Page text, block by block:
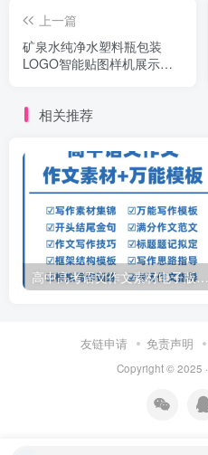
上一篇
矿泉水纯净水塑料瓶包装
LOGO智能贴图样机展示效
相关推荐
高中高考语文作文素材电子版满分作文写作通用模板及范文句子
友链申请 免责声明
Copyright © 2025 ·